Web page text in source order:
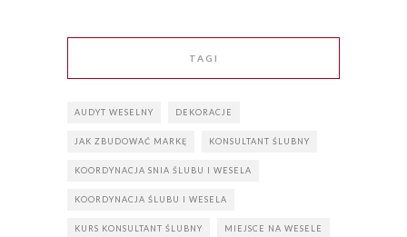
TAGI
AUDYT WESELNY DEKORACJE
JAK ZBUDOWAĆ MARKĘ KONSULTANT ŚLUBNY
KOORDYNACJA SNIA ŚLUBU I WESELA
KOORDYNACJA ŚLUBU I WESELA
KURS KONSULTANT ŚLUBNY MIEJSCE NA WESELE